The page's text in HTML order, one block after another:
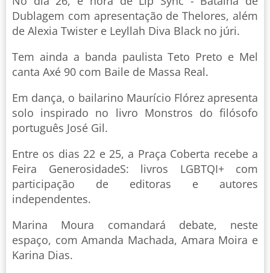
Dublagem com apresentação de Thelores, além
de Alexia Twister e Leyllah Diva Black no júri.
Tem ainda a banda paulista Teto Preto e Mel
canta Axé 90 com Baile de Massa Real.
Em dança, o bailarino Maurício Flórez apresenta
solo inspirado no livro Monstros do filósofo
português José Gil.
Entre os dias 22 e 25, a Praça Coberta recebe a
Feira GenerosidadeS: livros LGBTQI+ com
participação de editoras e autores
independentes.
Marina Moura comandará debate, neste
espaço, com Amanda Machada, Amara Moira e
Karina Dias.